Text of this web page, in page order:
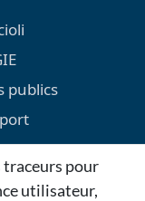
publics
traceurs pour
utilisateur,